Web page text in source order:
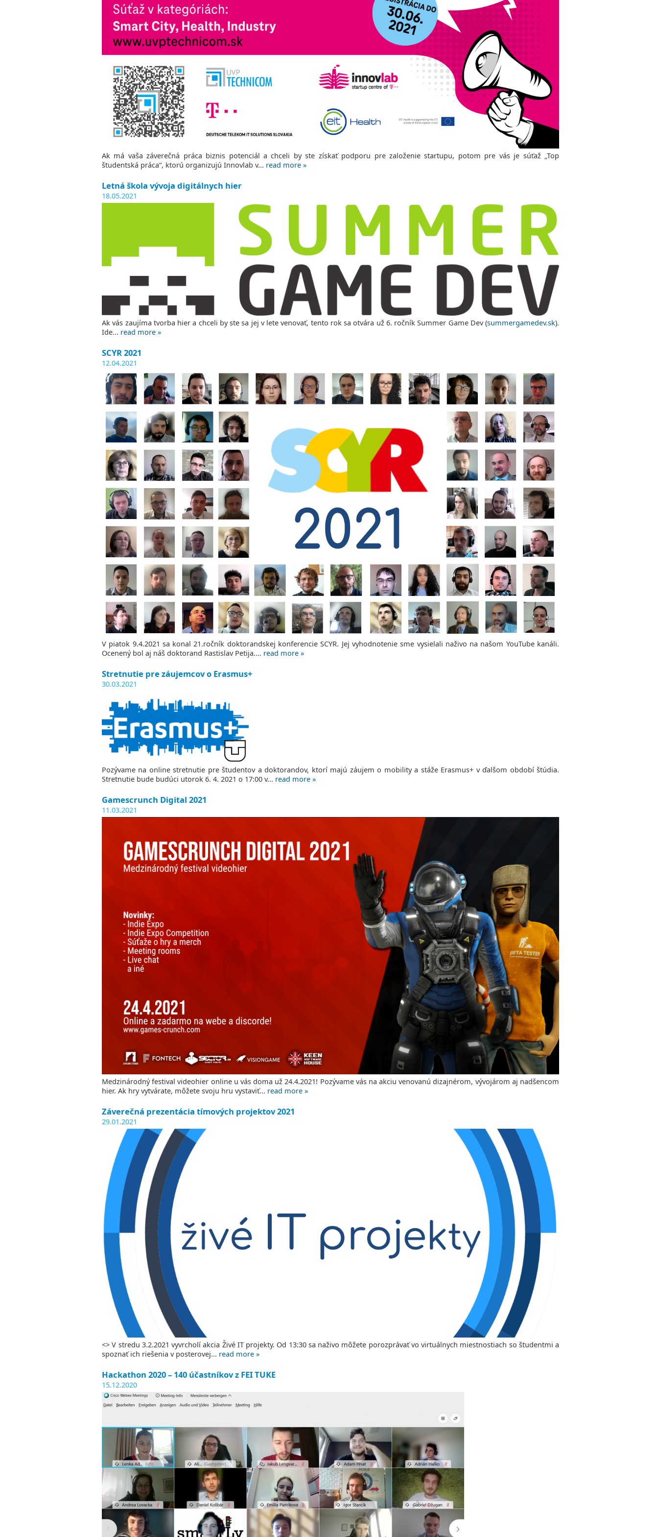
PEOPLE
Senior
staff
Staff
Phonebook`
Study
Process
Study
programs
Bachelors
Degree
Programs
Masters
Degree
Programs
Doctoral
Study
Program
Program
Ak má vaša záverečná práca biznis potenciál a chceli by ste získať podporu pre založenie startupu, potom pre vás je súťaž „Top
študentská práca“, ktorú organizujú Innovlab v... read more »
Letná škola vývoja digitálnych hier
18.05.2021
Ak vás zaujíma tvorba hier a chceli by ste sa jej v lete venovať, tento rok sa otvára už 6. ročník Summer Game Dev (summergamedev.sk).
Ide... read more »
SCYR 2021
12.04.2021
V piatok 9.4.2021 sa konal 21.ročník doktorandskej konferencie SCYR. Jej vyhodnotenie sme vysielali naživo na našom YouTube kanáli.
Ocenený bol aj náš doktorand Rastislav Petija.... read more »
Stretnutie pre záujemcov o Erasmus+
30.03.2021
Pozývame na online stretnutie pre študentov a doktorandov, ktorí majú záujem o mobility a stáže Erasmus+ v ďalšom období štúdia.
Stretnutie bude budúci utorok 6. 4. 2021 o 17:00 v... read more »
Gamescrunch Digital 2021
11.03.2021
Medzinárodný festival videohier online u vás doma už 24.4.2021! Pozývame vás na akciu venovanú dizajnérom, vývojárom aj nadšencom
hier. Ak hry vytvárate, môžete svoju hru vystaviť... read more »
Záverečná prezentácia tímových projektov 2021
29.01.2021
<> V stredu 3.2.2021 vyvrcholí akcia Živé IT projekty. Od 13:30 sa naživo môžete porozprávať vo virtuálnych miestnostiach so študentmi a
spoznať ich riešenia v posterovej... read more »
Hackathon 2020 – 140 účastníkov z FEI TUKE
15.12.2020